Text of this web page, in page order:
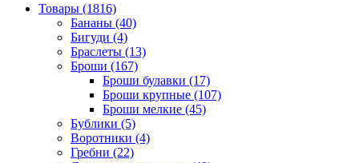
Товары (1816)
Бананы (40)
Бигуди (4)
Браслеты (13)
Броши (167)
Броши булавки (17)
Броши крупные (107)
Броши мелкие (45)
Бублики (5)
Воротники (4)
Гребни (22)